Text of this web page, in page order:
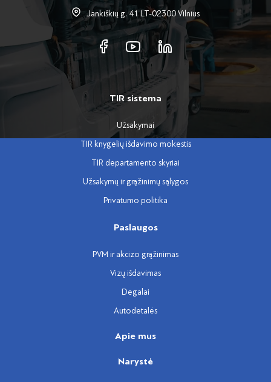
Jankiškių g. 41 LT-02300 Vilnius
TIR sistema
Užsakymai
TIR knygelių išdavimo mokestis
TIR departamento skyriai
Užsakymų ir grąžinimų sąlygos
Privatumo politika
Paslaugos
PVM ir akcizo grąžinimas
Vizų išdavimas
Degalai
Autodetalės
Apie mus
Narystė